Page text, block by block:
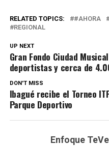
RELATED TOPICS: #AHORA
REGIONAL
UP NEXT
Gran Fondo Ciudad
deportistas y cerca de
DON'T MISS
Ibagué recibe el Torneo
Parque Deportivo
Enfoque TeVe